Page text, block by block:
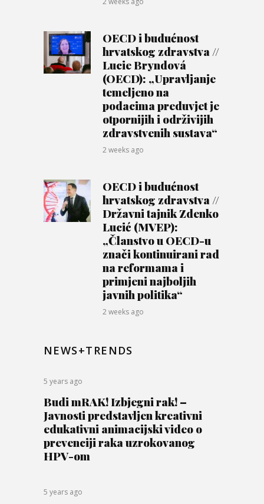
OECD i budućnost
hrvatskog zdravstva //
Lucie Bryndová
(OECD): „Upravljanje
temeljeno na
podacima preduvjet je
otpornijih i održivijih
zdravstvenih sustava“
2 weeks ago
OECD i budućnost
hrvatskog zdravstva //
Državni tajnik Zdenko
Lucić (MVEP):
„Članstvo u OECD-u
znači kontinuirani rad
na reformama i
primjeni najboljih
javnih politika“
2 weeks ago
NEWS+TRENDS
5 years ago
Budi mRAK! Izbjegni rak! –
Javnosti predstavljen kreativni
edukativni animacijski video o
prevenciji raka uzrokovanog
HPV-om
5 years ago